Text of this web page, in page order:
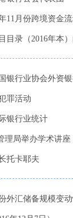
11月份跨境资金
目录（2016年本
银行业协会外资
罪活动
银行业统计
理局举办学术讲座
托卡耶夫
外汇储备规模变